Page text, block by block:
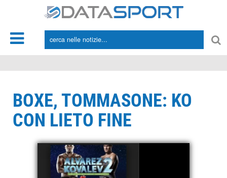
BOXE, TOMMASONE: KO
CON LIETO FINE